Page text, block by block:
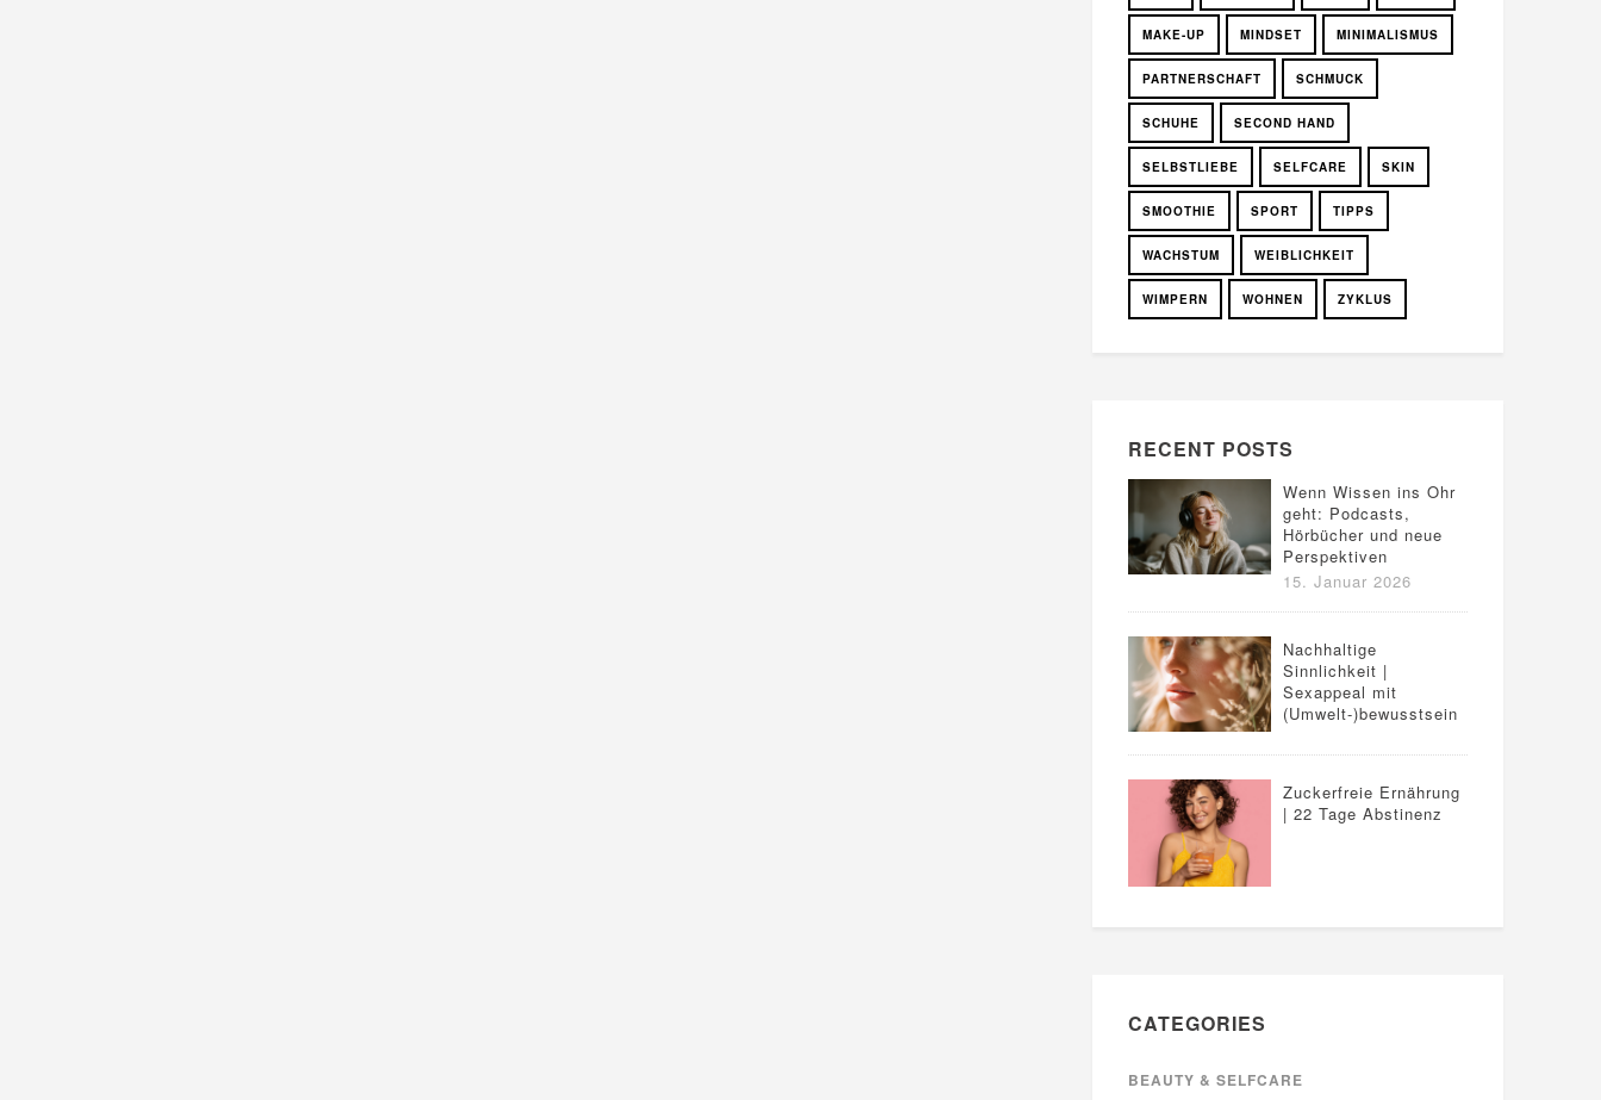
MAKE-UP MINDSET MINIMALISMUS
PARTNERSCHAFT SCHMUCK
SCHUHE SECOND HAND
SELBSTLIEBE SELFCARE SKIN
SMOOTHIE SPORT TIPPS
WACHSTUM WEIBLICHKEIT
WIMPERN WOHNEN ZYKLUS
RECENT POSTS
Wenn Wissen ins Ohr
geht: Podcasts,
Hörbücher und neue
Perspektiven
15. Januar 2026
Nachhaltige
Sinnlichkeit |
Sexappeal mit
(Umwelt-)bewusstsein
Zuckerfreie Ernährung
| 22 Tage Abstinenz
CATEGORIES
BEAUTY & SELFCARE